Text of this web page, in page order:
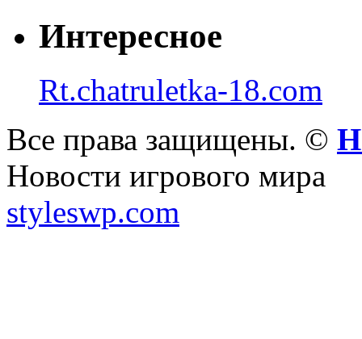
Интересное
Rt.chatruletka-18.com
Все права защищены. ©
Новости игрового мира
styleswp.com